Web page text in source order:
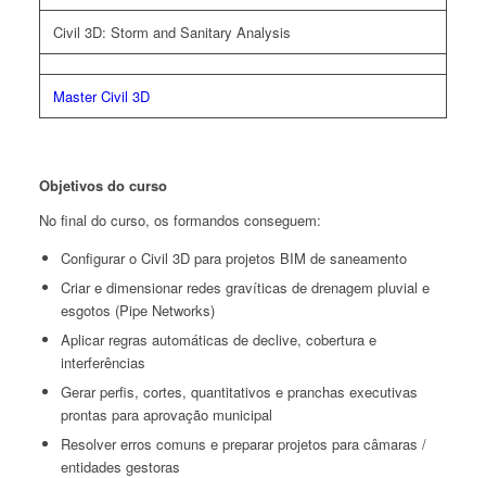
Civil 3D: Storm and Sanitary Analysis
Master Civil 3D
Objetivos do curso
No final do curso, os formandos conseguem:
Configurar o Civil 3D para projetos BIM de saneamento
Criar e dimensionar redes gravíticas de drenagem pluvial e
esgotos (Pipe Networks)
Aplicar regras automáticas de declive, cobertura e
interferências
Gerar perfis, cortes, quantitativos e pranchas executivas
prontas para aprovação municipal
Resolver erros comuns e preparar projetos para câmaras /
entidades gestoras